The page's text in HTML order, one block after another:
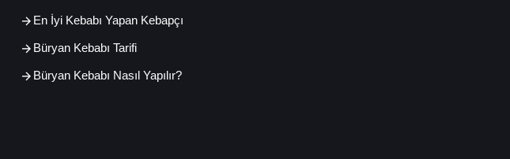
En İyi Kebabı Yapan Kebapçı
Büryan Kebabı Tarifi
Büryan Kebabı Nasıl Yapılır?